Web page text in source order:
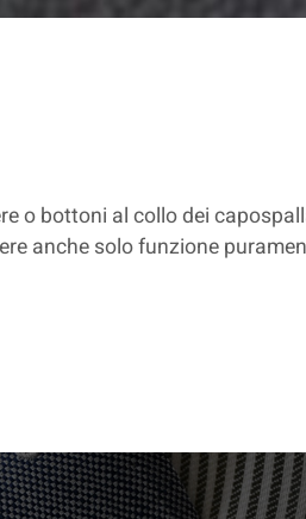
bottoni al collo dei
anche solo funzione